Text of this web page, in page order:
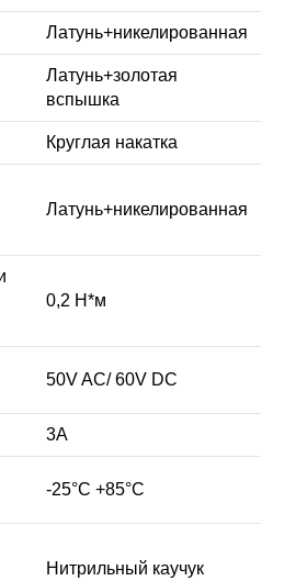
Латунь+никелированная
Латунь+золотая
вспышка
Круглая накатка
Латунь+никелированная
0,2 Н*м
50V AC/ 60V DC
3А
-25°C +85°C
Нитрильный каучук